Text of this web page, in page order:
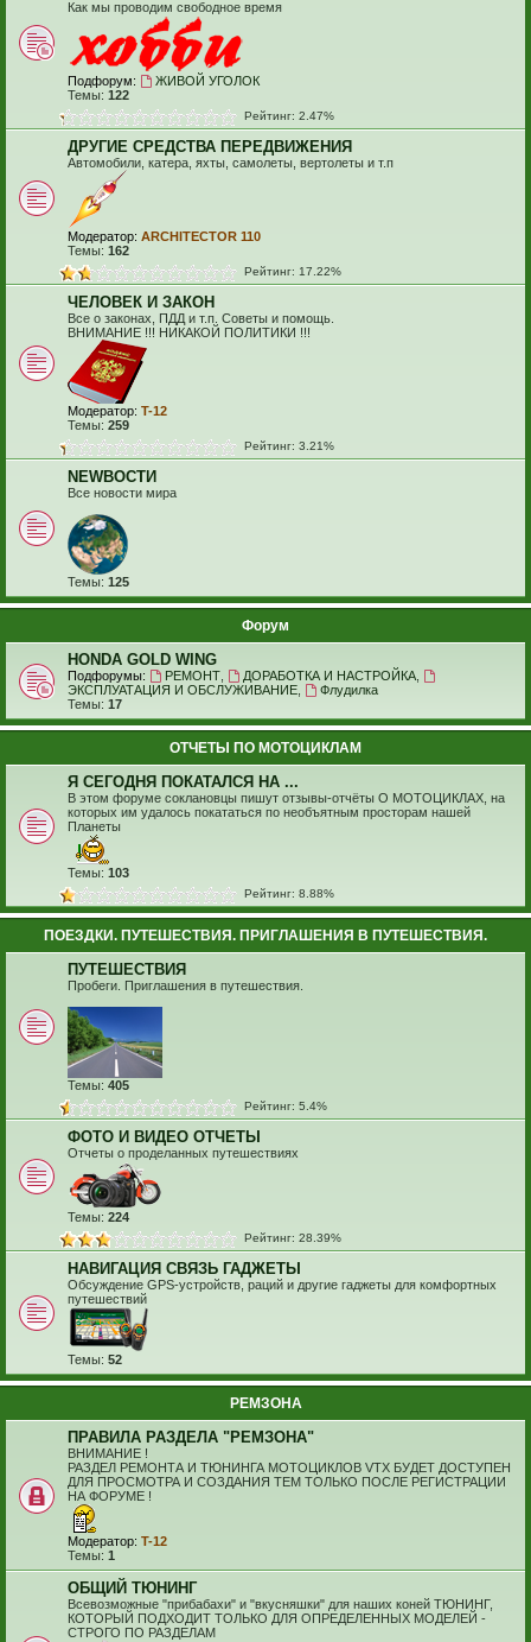
Как мы проводим свободное время
Подфорум:
ЖИВОЙ УГОЛОК
Темы: 122
Рейтинг: 2.47%
ДРУГИЕ СРЕДСТВА ПЕРЕДВИЖЕНИЯ
Автомобили, катера, яхты, самолеты, вертолеты и т.п
Модератор: ARCHITECTOR 110
Темы: 162
Рейтинг: 17.22%
ЧЕЛОВЕК И ЗАКОН
Все о законах, ПДД и т.п. Советы и помощь.
ВНИМАНИЕ !!! НИКАКОЙ ПОЛИТИКИ !!!
Модератор: T-12
Темы: 259
Рейтинг: 3.21%
NEWВОСТИ
Все новости мира
Темы: 125
Форум
HONDA GOLD WING
Подфорумы: РЕМОНТ, ДОРАБОТКА И НАСТРОЙКА,
ЭКСПЛУАТАЦИЯ И ОБСЛУЖИВАНИЕ
Флудилка
Темы: 17
ОТЧЕТЫ ПО МОТОЦИКЛАМ
Я СЕГОДНЯ ПОКАТАЛСЯ НА ...
В этом форуме соклановцы пишут отзывы-отчёты О МОТОЦИКЛАХ, на
которых им удалось покататься по необъятным просторам нашей
Планеты
Темы: 103
Рейтинг: 8.88%
ПОЕЗДКИ. ПУТЕШЕСТВИЯ. ПРИГЛАШЕНИЯ В ПУТЕШЕСТВИЯ.
ПУТЕШЕСТВИЯ
Пробеги. Приглашения в путешествия.
Темы: 405
Рейтинг: 5.4%
ФОТО И ВИДЕО ОТЧЕТЫ
Отчеты о проделанных путешествиях
Темы: 224
Рейтинг: 28.39%
НАВИГАЦИЯ СВЯЗЬ ГАДЖЕТЫ
Обсуждение GPS-устройств, раций и другие гаджеты для комфортных
путешествий
Темы: 52
РЕМЗОНА
ПРАВИЛА РАЗДЕЛА "РЕМЗОНА"
ВНИМАНИЕ !
РАЗДЕЛ РЕМОНТА И ТЮНИНГА МОТОЦИКЛОВ VTX БУДЕТ ДОСТУПЕН
ДЛЯ ПРОСМОТРА И СОЗДАНИЯ ТЕМ ТОЛЬКО ПОСЛЕ РЕГИСТРАЦИИ
НА ФОРУМЕ !
Модератор: T-12
Темы: 1
ОБЩИЙ ТЮНИНГ
Всевозможные "прибабахи" и "вкусняшки" для наших коней ТЮНИНГ,
КОТОРЫЙ ПОДХОДИТ ТОЛЬКО ДЛЯ ОПРЕДЕЛЕННЫХ МОДЕЛЕЙ -
СТРОГО ПО РАЗДЕЛАМ